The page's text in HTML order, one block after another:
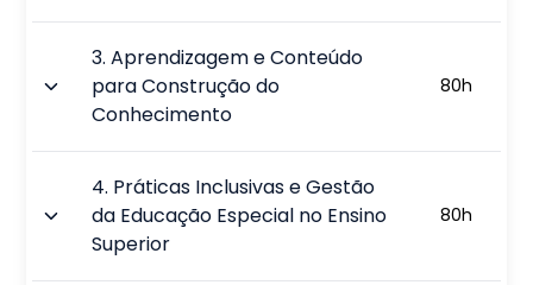
3.Aprendizagem e Conteúdo
para Construção do
Conhecimento
80h
4. Práticas Inclusivas e Gestão
da Educação Especial no Ensino
Superior
80h